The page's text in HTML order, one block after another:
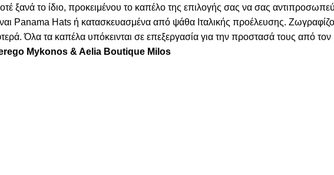
ξανά το ίδιο, προκειμένου το καπέλο της επιλογής σας να σας
Panama Hats ή κατασκευασμένα από ψάθα Ιταλικής προέλευσης.
Όλα τα καπέλα υπόκεινται σε επεξεργασία για την προστασά τους από τον
Mykonos & Aelia Boutique Milos